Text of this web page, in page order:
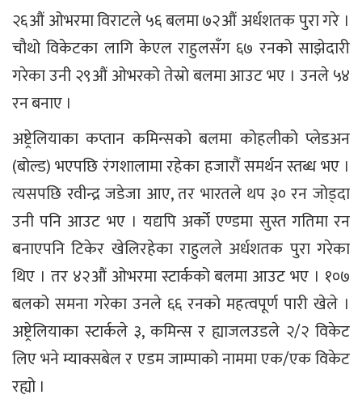
२६औं ओभरमा विराटले ५६ बलमा ७२औं अर्धशतक पुरा गरे ।
चौथो विकेटका लागि केएल राहुलसँग ६७ रनको साझेदारी
गरेका उनी २९औं ओभरको तेस्रो बलमा आउट भए । उनले ५४
रन बनाए ।
अष्ट्रेलियाका कप्तान कमिन्सको बलमा कोहलीको प्लेडअन
(बोल्ड) भएपछि रंगशालामा रहेका हजारौं समर्थन स्तब्ध भए ।
त्यसपछि रवीन्द्र जडेजा आए, तर भारतले थप ३० रन जोड्दा
उनी पनि आउट भए । यद्यपि अर्को एण्डमा सुस्त गतिमा रन
बनाएपनि टिकेर खेलिरहेका राहुलले अर्धशतक पुरा गरेका
थिए । तर ४२औं ओभरमा स्टार्कको बलमा आउट भए । १०७
बलको समना गरेका उनले ६६ रनको महत्वपूर्ण पारी खेले ।
अष्ट्रेलियाका स्टार्कले ३, कमिन्स र ह्याजलउडले २/२ विकेट
लिए भने म्याक्सबेल र एडम जाम्पाको नाममा एक/एक विकेट
रह्यो ।